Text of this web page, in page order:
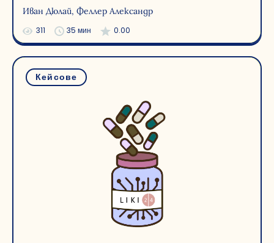
ecommerce кейс стъдита
Иван Дюлай, Феллер Александр
311 35 мин 0.00
Кейсове